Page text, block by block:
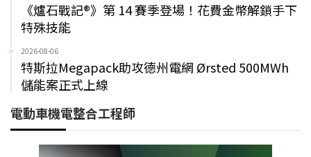
《爐石戰記®》第 14 賽季登場！花費金幣解鎖手下
特殊技能
2026-08-06
特斯拉Megapack助攻德州電網 Ørsted 500MWh
儲能案正式上線
電動車機電整合工程師